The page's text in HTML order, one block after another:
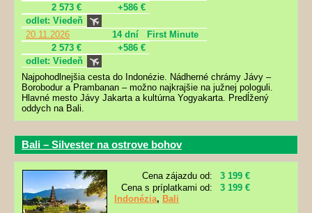
2 573 €
+586 €
odlet: Viedeň
20.11.2026
14 dní
First Minute
2 573 €
+586 €
odlet: Viedeň
Najpohodlnejšia cesta do Indonézie. Nádherné chrámy Jávy –
Borobodur a Prambanan – možno najkrajšie na južnej pologuli.
Hlavné mesto Jávy Jakarta a kultúrna Yogyakarta. Predĺžený
oddych na Bali.
Bali – Silvester na ostrove bohov
Cena zájazdu od:
3 199 €
Cena s príplatkami od:
3 199 €
Indonézia, Bali